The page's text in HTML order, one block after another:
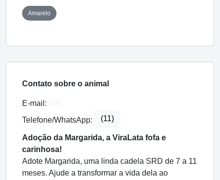
Amarelo
Contato sobre o animal
E-mail:
Telefone/WhatsApp: (11)
Adoção da Margarida, a ViraLata fofa e
carinhosa!
Adote Margarida, uma linda cadela SRD de 7 a 11
meses. Ajude a transformar a vida dela ao